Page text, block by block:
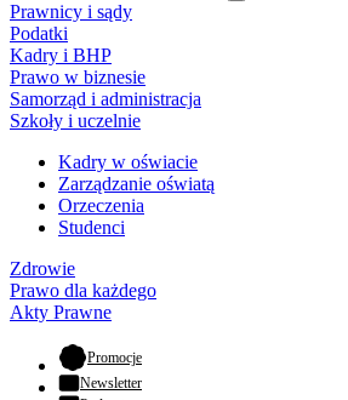
Prawnicy i sądy
Podatki
Kadry i BHP
Prawo w biznesie
Samorząd i administracja
Szkoły i uczelnie
Kadry w oświacie
Zarządzanie oświatą
Orzeczenia
Studenci
Zdrowie
Prawo dla każdego
Akty Prawne
Promocje- otwiera się w nowej karcie
Newsletter